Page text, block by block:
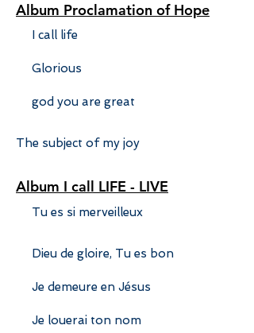
Album Proclamation of Hope
I call life
Glorious
god you are great
The subject of my joy
Album I call LIFE - LIVE
Tu es si merveilleux
Dieu de gloire, Tu es bon
Je demeure en Jésus
Je louerai ton nom